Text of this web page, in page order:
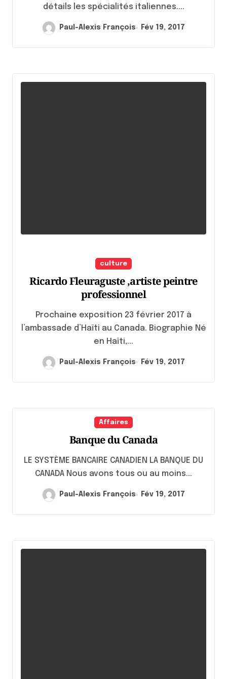
détails les spécialités italiennes....
Paul-Alexis François Fév 19, 2017
culture
Ricardo Fleuraguste ,artiste peintre
professionnel
Prochaine exposition 23 février 2017 à
l’ambassade d’Haïti au Canada. Biographie Né
en Haïti,...
Paul-Alexis François Fév 19, 2017
Affaires
Banque du Canada
LE SYSTÈME BANCAIRE CANADIEN LA BANQUE DU
CANADA Nous avons tous ou au moins...
Paul-Alexis François Fév 19, 2017